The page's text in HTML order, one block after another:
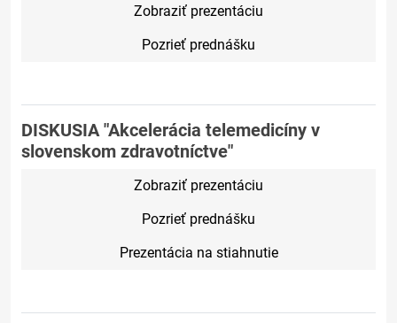
Zobraziť prezentáciu
Pozrieť prednášku
DISKUSIA "Akcelerácia telemedicíny v
slovenskom zdravotníctve"
Zobraziť prezentáciu
Pozrieť prednášku
Prezentácia na stiahnutie